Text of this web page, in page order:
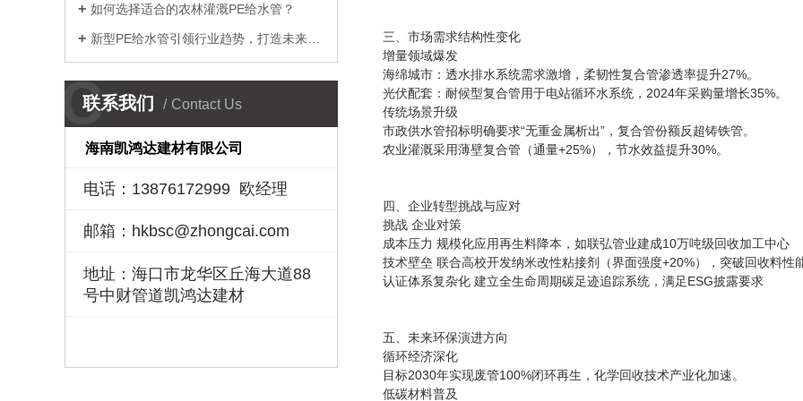
如何选择适合的农林灌溉PE给水管？
新型PE给水管引领行业趋势，打造未来安全供水
联系我们 Contact Us
C
海南凯鸿达建材有限公司
电话：13876172999 欧经理
邮箱：hkbsc@zhongcai.com
地址：海口市龙华区丘海大道88
号中财管道凯鸿达建材
‌三、市场需求结构性变化‌
‌增量领域爆发‌
‌海绵城市‌：透水排水系统需求激增，柔韧性复合管渗透率提升27%。
‌光伏配套‌：耐候型复合管用于电站循环水系统，2024年采购量增长35%。
‌传统场景升级‌
市政供水管招标明确要求“无重金属析出”，复合管份额反超铸铁管。
农业灌溉采用薄壁复合管（通量+25%），节水效益提升30%。
四、企业转型挑战与应对
‌挑战‌ ‌企业对策‌
‌成本压力‌ 规模化应用再生料降本，如联弘管业建成10万吨级回收加工中心
技术壁垒‌ 联合高校开发纳米改性粘接剂（界面强度+20%），突破回收料性
‌认证体系复杂化‌ 建立全生命周期碳足迹追踪系统，满足ESG披露要求
‌五、未来环保演进方向‌
‌循环经济深化‌
目标2030年实现废管100%闭环再生，化学回收技术产业化加速。
‌低碳材料普及‌